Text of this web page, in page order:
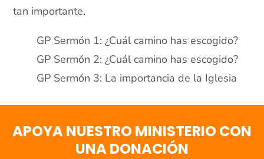
tan importante.
GP Sermón 1: ¿Cuál camino has escogido?
GP Sermón 2: ¿Cuál camino has escogido?
GP Sermón 3: La importancia de la Iglesia
APOYA NUESTRO MINISTERIO CON
UNA DONACIÓN